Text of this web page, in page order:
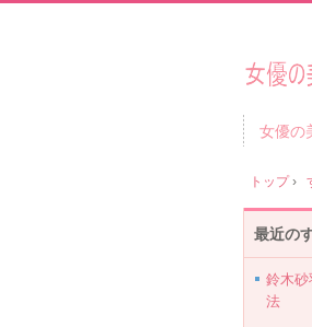
女優の
トップ›
最近の
鈴木砂
法